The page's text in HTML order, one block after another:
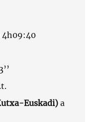
4h09:40
Euskadi) a